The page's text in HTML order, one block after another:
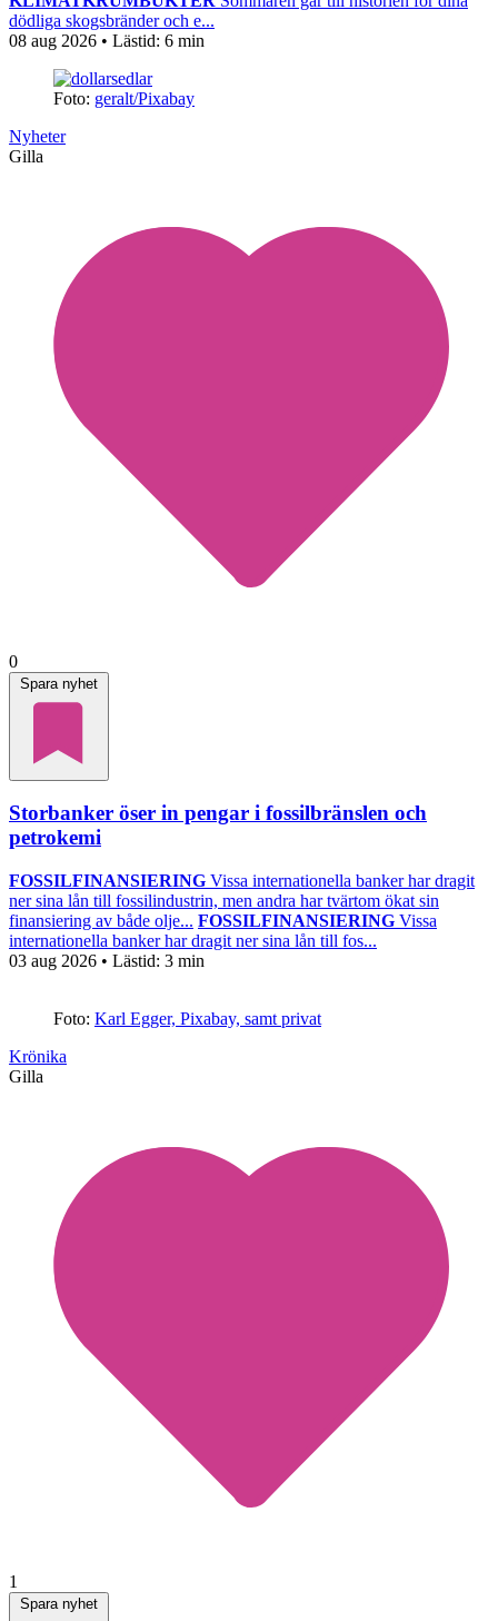
dödliga skogsbränder och e...
08 aug 2026 • Lästid: 6 min
Foto: geralt/Pixabay
Nyheter
Gilla
0
Spara nyhet
Storbanker öser in pengar i fossilbränslen och
petrokemi
FOSSILFINANSIERING Vissa internationella banker har dragit
ner sina lån till fossilindustrin, men andra har tvärtom ökat sin
finansiering av både olje... FOSSILFINANSIERING Vissa
internationella banker har dragit ner sina lån till fos...
03 aug 2026 • Lästid: 3 min
Foto: Karl Egger, Pixabay, samt privat
Krönika
Gilla
1
Spara nyhet